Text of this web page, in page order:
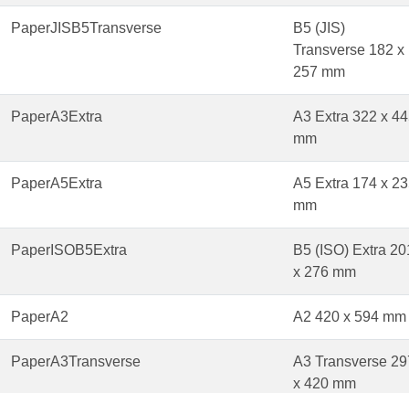
PaperJISB5Transverse
B5 (JIS)
Transverse 182 x
257 mm
PaperA3Extra
A3 Extra 322 x
mm
PaperA5Extra
A5 Extra 174 x
mm
PaperISOB5Extra
B5 (ISO) Extra
x 276 mm
PaperA2 A2 420 x 594 mm
PaperA3Transverse
A3 Transverse
x 420 mm